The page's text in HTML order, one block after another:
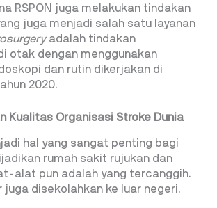
RSPON juga melakukan tindakan
juga menjadi salah satu layanan
adalah tindakan
otak dengan menggunakan
dan rutin dikerjakan di
2020.
Kualitas Organisasi Stroke Dunia
hal yang sangat penting bagi
rumah sakit rujukan dan
alat pun adalah yang tercanggih.
disekolahkan ke luar negeri.